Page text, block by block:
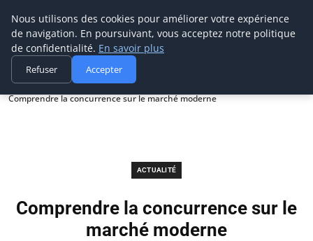
Prospection Pro
Accueil
Actualité
Comprendre la concurrence sur le marché moderne
ACTUALITÉ
Comprendre la concurrence sur le
marché moderne
Nous utilisons des cookies pour améliorer votre expérience
de navigation. En poursuivant, vous acceptez notre politique
de confidentialité. En savoir plus
Refuser Accepter